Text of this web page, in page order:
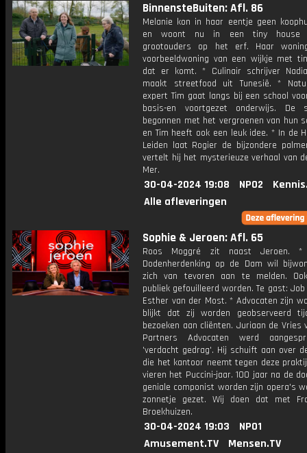
BinnensteBuiten: Afl. 86
Melanie kon in haar eentje geen
en woont nu in een tiny house
grootouders op het erf. Haar
voorbeeldwoning van een wijkje met
dat er komt. * Culinair schrijver
maakt streetfood uit Tunesië. *
expert Tim gaat langs bij een school
basis-en voortgezet onderwijs. De
begonnen met het vergroenen van hun
en Tim heeft ook een leuk idee. * In de
Leiden laat Rogier de bijzondere
vertelt hij het mysterieuze verhaal van
Mer.
30-04-2024 19:08 NPO2
Alle afleveringen
Sophie & Jeroen: Afl. 65
Roos Moggré zit naast Jeroen.
Dodenherdenking op de Dam wil
zich van tevoren aan te melden.
publiek gefouilleerd worden. Te gast: Job
Esther van der Most. * Advocaten zijn
blijkt dat zij worden geobserveerd
bezoeken aan cliënten. Juriaan de Vries
Partners Advocaten werd
'verdacht gedrag'. Hij schuift aan over
die het kantoor neemt tegen deze
vieren het Puccini-jaar. 100 jaar na de
geniale componist worden zijn opera's
zonnetje gezet. Wij doen dat met
Broekhuizen.
30-04-2024 19:03
NPO1
Amusement.TV
Mensen.TV